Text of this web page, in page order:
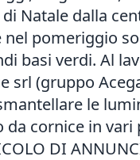
Natale dalla
nel pomeriggio
basi verdi. Al
srl (gruppo
le
da cornice in vari
DI